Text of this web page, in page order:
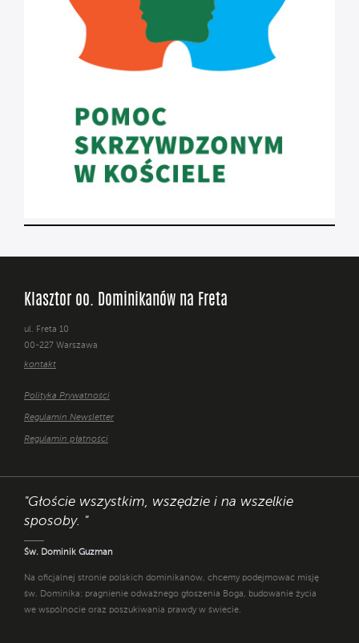
Klasztor oo. Dominikanów na Freta
ul. Freta 10
00-227 Warszawa
kontakt
Polityka Prywatności
Regulamin Newsletter
Regulamin płatności
"Głoście wszystkim, wszędzie i na wszelkie
sposoby. "
Św. Dominik Guzman
Na oficjalnej stronie polskich dominikanów, chcemy podejmować misję
św. Dominika: pragnienie odważnego głoszenia Boga, budowanie życia
we wspólnocie oraz poszukiwania prawdy w świecie.